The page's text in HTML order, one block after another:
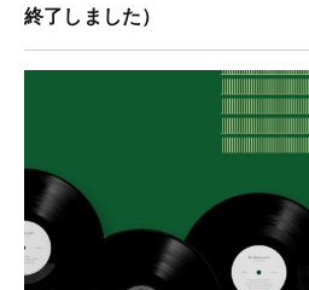
終了しました）